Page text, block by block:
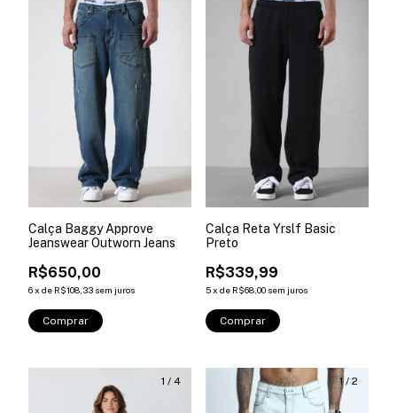
Calça Baggy Approve
Jeanswear Outworn Jeans
R$650,00
6x de R$108,33 sem juros
Comprar
Calça Reta Yrslf Basic
Preto
R$339,99
5x de R$68,00 sem juros
Comprar
1 / 4 1/ 2